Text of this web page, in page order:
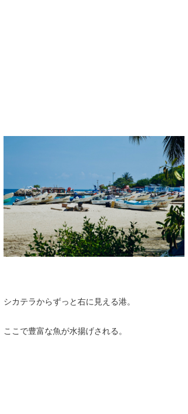
シカテラからずっと右に見える港。
ここで豊富な魚が水揚げされる。